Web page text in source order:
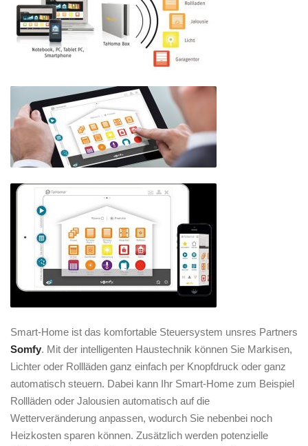
Smart-Home ist das komfortable Steuersystem unsres Partners
Somfy. Mit der intelligenten Haustechnik können Sie Markisen,
Lichter oder Rollläden ganz einfach per Knopfdruck oder ganz
automatisch steuern. Dabei kann Ihr Smart-Home zum Beispiel
Rollläden oder Jalousien automatisch auf die
Wetterveränderung anpassen, wodurch Sie nebenbei noch
Heizkosten sparen können. Zusätzlich werden potenzielle